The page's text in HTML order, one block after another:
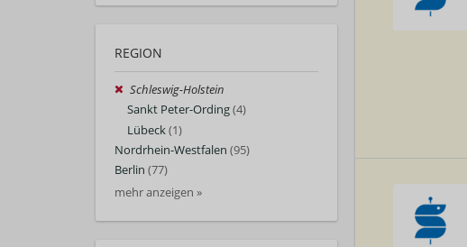
REGION
Schleswig-Holstein
Sankt Peter-Ording(4)
Lübeck(1)
Nordrhein-Westfalen (95)
Berlin (77)
mehr anzeigen »